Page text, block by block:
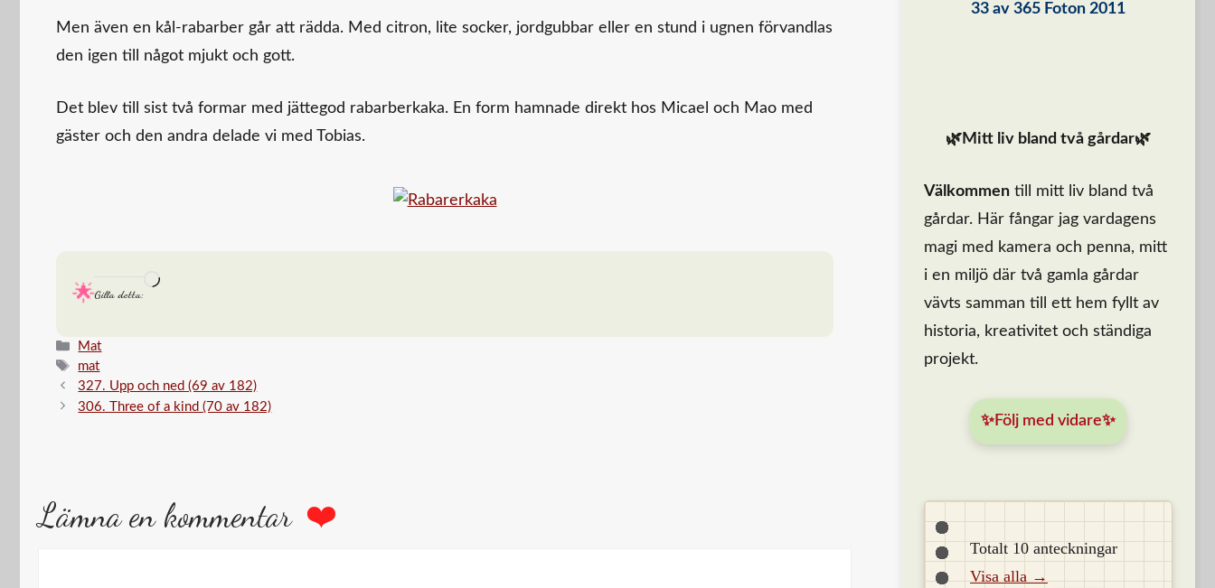
Men även en kål-rabarber går att rädda. Med citron, lite socker, jordgubbar eller en stund i ugnen förvandlas
den igen till något mjukt och gott.
Det blev till sist två formar med jättegod rabarberkaka. En form hamnade direkt hos Micael och Mao med
gäster och den andra delade vi med Tobias.
Gilla detta:
Laddar
Kategorier
Mat
Etiketter
mat
327. Upp och ned (69 av 182)
306. Three of a kind (70 av 182)
Lämna en kommentar
33 av 365 Foton 2011
🌿Mitt liv bland två gårdar🌿
Välkommen till mitt liv bland två
gårdar. Här fångar jag vardagens
magi med kamera och penna, mitt
i en miljö där två gamla gårdar
vävts samman till ett hem fyllt av
historia, kreativitet och ständiga
projekt.
✨Följ med vidare✨
Totalt 10 anteckningar
Visa alla →